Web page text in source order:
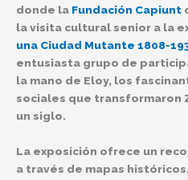
donde la Fundación Capiunt
la visita cultural senior a la
una Ciudad Mutante 1808-
entusiasta grupo de
la mano de Eloy, los
sociales que transformaron
un siglo.
La exposición ofrece un
a través de mapas